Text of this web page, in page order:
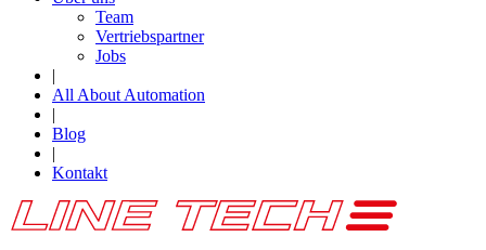
Team
Vertriebspartner
Jobs
|
All About Automation
|
Blog
|
Kontakt